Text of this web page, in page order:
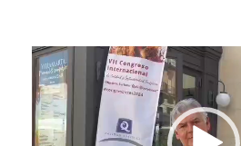
de
vídeo